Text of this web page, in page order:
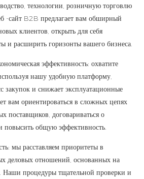
технологии, розничную торговлю
-сайт B2B предлагает вам обширный
клиентов, открыть для себя
и расширить горизонты вашего бизнеса.
эффективность: охватите
нашу удобную платформу,
закупок и снижает эксплуатационные
вам ориентироваться в сложных цепях
поставщиков, договариваться о
повысить общую эффективность.
мы расставляем приоритеты в
деловых отношений, основанных на
Наши процедуры тщательной проверки и